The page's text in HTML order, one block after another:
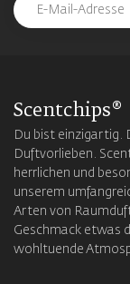
Scentchips®
Du bist einzigartig.
Duftvorlieben.
herrlichen und
unserem
Arten von
Geschmack etwas
wohltuende